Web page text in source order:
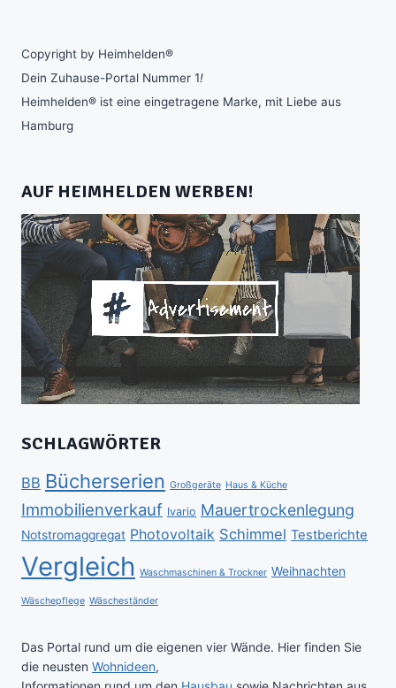
Copyright by Heimhelden®
Dein Zuhause-Portal Nummer 1!
Heimhelden® ist eine eingetragene Marke, mit Liebe aus
Hamburg
AUF HEIMHELDEN WERBEN!
SCHLAGWÖRTER
BB Bücherserien Großgeräte Haus & Küche
Immobilienverkauf Ivario Mauertrockenlegung
Notstromaggregat Photovoltaik Schimmel Testberichte
Vergleich Waschmaschinen & Trockner Weihnachten
Wäschepflege Wäscheständer
Das Portal rund um die eigenen vier Wände. Hier finden Sie
die neusten Wohnideen,